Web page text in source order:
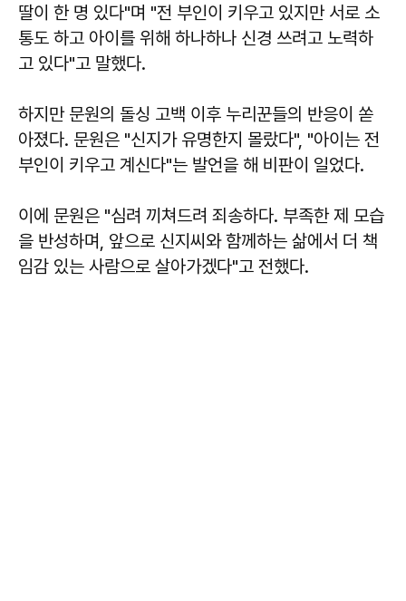
딸이 한 명 있다"며 "전 부인이 키우고 있지만 서로 소
통도 하고 아이를 위해 하나하나 신경 쓰려고 노력하
고 있다"고 말했다.
하지만 문원의 돌싱 고백 이후 누리꾼들의 반응이 쏟
아졌다. 문원은 "신지가 유명한지 몰랐다", "아이는 전
부인이 키우고 계신다"는 발언을 해 비판이 일었다.
이에 문원은 "심려 끼쳐드려 죄송하다. 부족한 제 모습
을 반성하며, 앞으로 신지씨와 함께하는 삶에서 더 책
임감 있는 사람으로 살아가겠다"고 전했다.